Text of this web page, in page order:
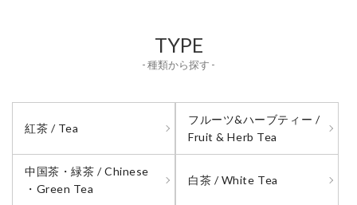
TYPE
- 種類から探す -
紅茶 / Tea
フルーツ&ハーブティー /
Fruit & Herb Tea
中国茶・緑茶 / Chinese
・Green Tea
白茶 / White Tea